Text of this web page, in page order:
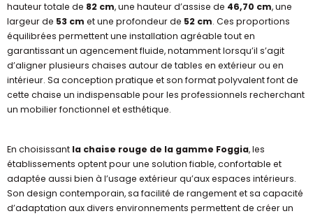
hauteur totale de 82 cm, une hauteur d’assise de 46,70 cm, une
largeur de 53 cm et une profondeur de 52 cm. Ces proportions
équilibrées permettent une installation agréable tout en
garantissant un agencement fluide, notamment lorsqu’il s’agit
d’aligner plusieurs chaises autour de tables en extérieur ou en
intérieur. Sa conception pratique et son format polyvalent font de
cette chaise un indispensable pour les professionnels recherchant
un mobilier fonctionnel et esthétique.
En choisissant la chaise rouge de la gamme Foggia, les
établissements optent pour une solution fiable, confortable et
adaptée aussi bien à l’usage extérieur qu’aux espaces intérieurs.
Son design contemporain, sa facilité de rangement et sa capacité
d’adaptation aux divers environnements permettent de créer un